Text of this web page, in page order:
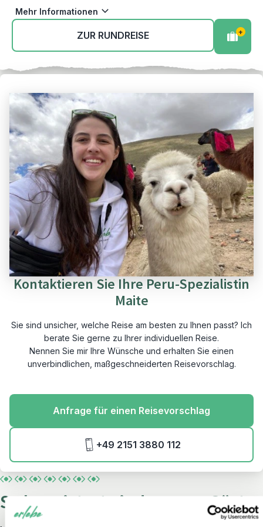
Mehr Informationen
ZUR RUNDREISE +
Kontaktieren Sie Ihre Peru-Spezialistin
Maite
Sie sind unsicher, welche Reise am besten zu Ihnen passt? Ich
berate Sie gerne zu Ihrer individuellen Reise.
Nennen Sie mir Ihre Wünsche und erhalten Sie einen
unverbindlichen, maßgeschneiderten Reisevorschlag.
Anfrage für einen Reisevorschlag
+49 2151 3880 112
So begeistert sind unsere Gäste